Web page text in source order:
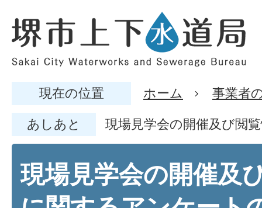
現在の位置 ホーム 事業者
あしあと 現場見学会の開催及び閲
現場見学会の開催及